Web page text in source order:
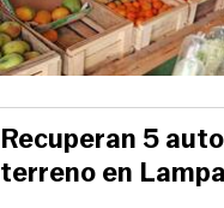
Recuperan 5
terreno en Lampa